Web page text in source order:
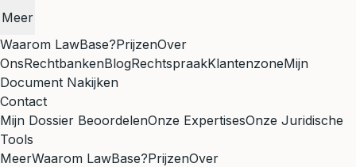
Meer
Waarom LawBase?PrijzenOver
OnsRechtbankenBlogRechtspraakKlantenzoneMijn
Document Nakijken
Contact
Mijn Dossier BeoordelenOnze ExpertisesOnze Juridische
Tools
MeerWaarom LawBase?PrijzenOver